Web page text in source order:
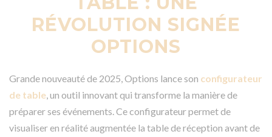
RÉVOLUTION SIGNÉE
OPTIONS
Grande nouveauté de 2025, Options lance son configurateur
de table , un outil innovant qui transforme la manière de
préparer ses événements. Ce configurateur permet de
visualiser en réalité augmentée la table de réception avant de